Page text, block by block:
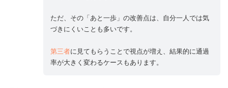
ただ、その「あと一歩」の改善点は、自分一人では気
づきにくいことも多いです。
第三者に見てもらうことで視点が増え、結果的に通過
率が大きく変わるケースもあります。